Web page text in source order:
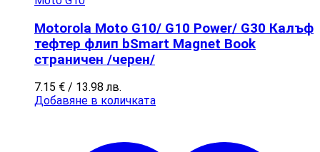
Motorola Moto G10/ G10 Power/ G30 Калъф
тефтер флип bSmart Magnet Book
страничен /черен/
7.15 € / 13.98 лв.
Добавяне в количката